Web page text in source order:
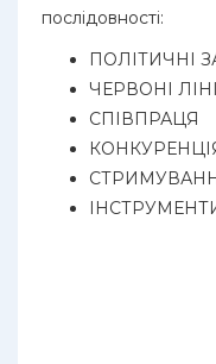
послідовності:
ПОЛІТИЧНІ
ЧЕРВОНІ
СПІВПРАЦЯ